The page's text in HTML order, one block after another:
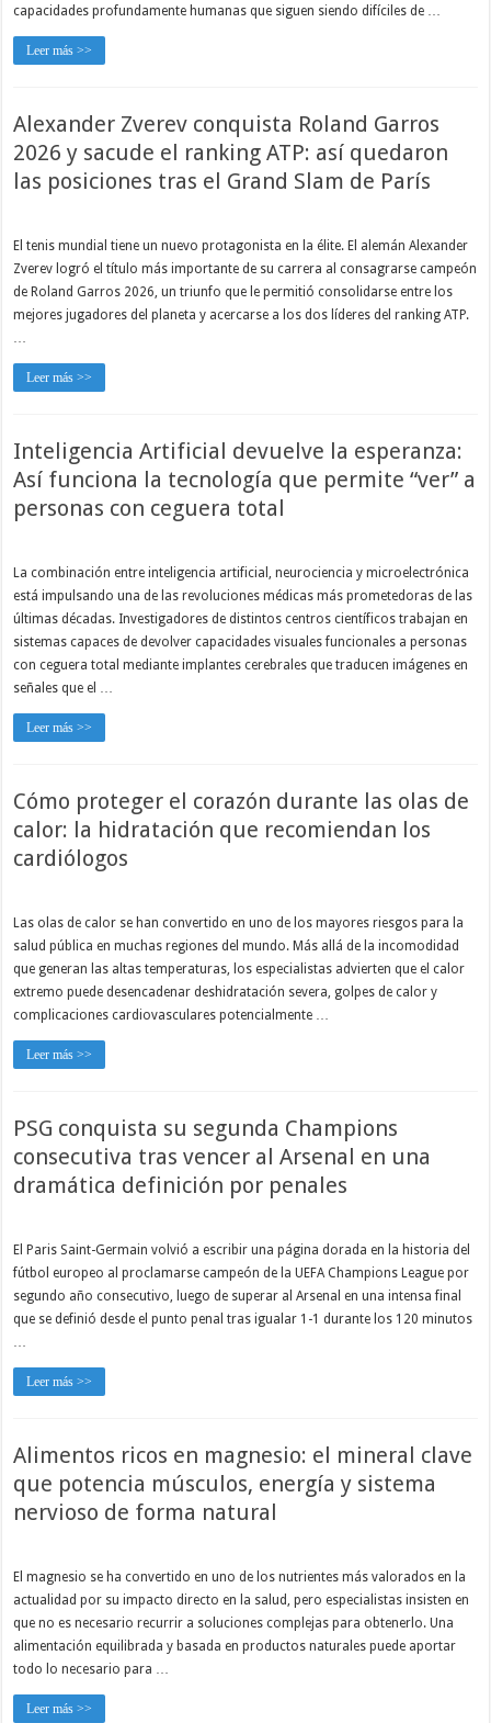
capacidades profundamente humanas que siguen siendo difíciles de …
Leer más >>
Alexander Zverev conquista Roland Garros
2026 y sacude el ranking ATP: así quedaron
las posiciones tras el Grand Slam de París
El tenis mundial tiene un nuevo protagonista en la élite. El alemán Alexander
Zverev logró el título más importante de su carrera al consagrarse campeón
de Roland Garros 2026, un triunfo que le permitió consolidarse entre los
mejores jugadores del planeta y acercarse a los dos líderes del ranking ATP.
…
Leer más >>
Inteligencia Artificial devuelve la esperanza:
Así funciona la tecnología que permite “ver” a
personas con ceguera total
La combinación entre inteligencia artificial, neurociencia y microelectrónica
está impulsando una de las revoluciones médicas más prometedoras de las
últimas décadas. Investigadores de distintos centros científicos trabajan en
sistemas capaces de devolver capacidades visuales funcionales a personas
con ceguera total mediante implantes cerebrales que traducen imágenes en
señales que el …
Leer más >>
Cómo proteger el corazón durante las olas de
calor: la hidratación que recomiendan los
cardiólogos
Las olas de calor se han convertido en uno de los mayores riesgos para la
salud pública en muchas regiones del mundo. Más allá de la incomodidad
que generan las altas temperaturas, los especialistas advierten que el calor
extremo puede desencadenar deshidratación severa, golpes de calor y
complicaciones cardiovasculares potencialmente …
Leer más >>
PSG conquista su segunda Champions
consecutiva tras vencer al Arsenal en una
dramática definición por penales
El Paris Saint-Germain volvió a escribir una página dorada en la historia del
fútbol europeo al proclamarse campeón de la UEFA Champions League por
segundo año consecutivo, luego de superar al Arsenal en una intensa final
que se definió desde el punto penal tras igualar 1-1 durante los 120 minutos
…
Leer más >>
Alimentos ricos en magnesio: el mineral clave
que potencia músculos, energía y sistema
nervioso de forma natural
El magnesio se ha convertido en uno de los nutrientes más valorados en la
actualidad por su impacto directo en la salud, pero especialistas insisten en
que no es necesario recurrir a soluciones complejas para obtenerlo. Una
alimentación equilibrada y basada en productos naturales puede aportar
todo lo necesario para …
Leer más >>